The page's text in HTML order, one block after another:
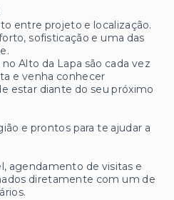
entre projeto e localização.
sofisticação e uma das
Alto da Lapa são cada vez
e venha conhecer
estar diante do seu próximo
e prontos para te ajudar a
agendamento de visitas e
diretamente com um de